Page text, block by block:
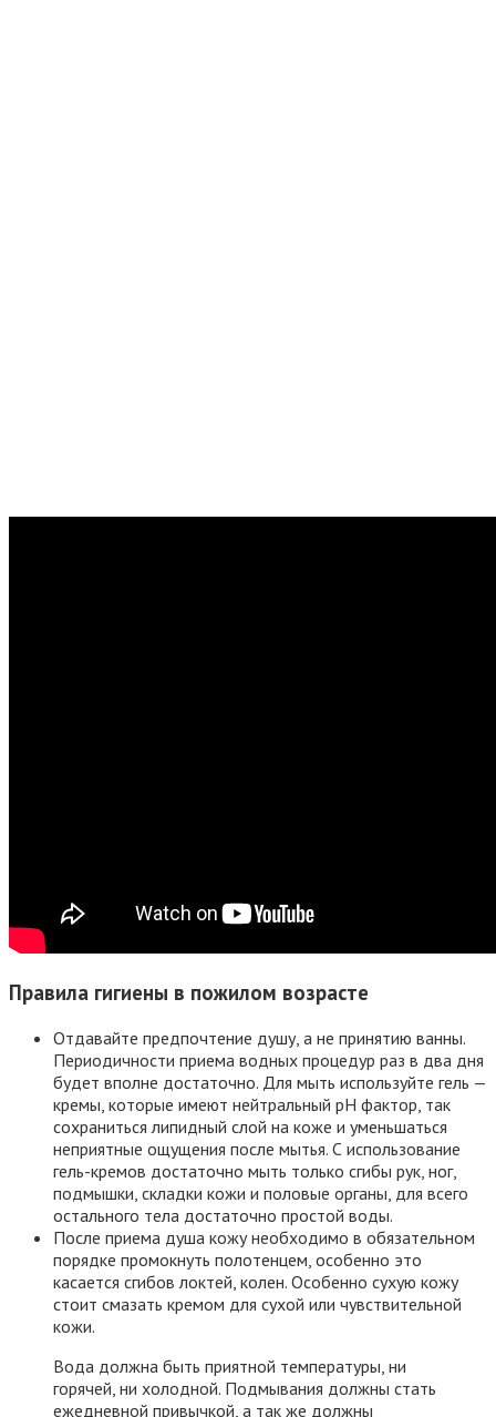
Правила гигиены в пожилом возрасте
Отдавайте предпочтение душу, а не принятию ванны.
Периодичности приема водных процедур раз в два дня
будет вполне достаточно. Для мыть используйте гель —
кремы, которые имеют нейтральный рН фактор, так
сохраниться липидный слой на коже и уменьшаться
неприятные ощущения после мытья. С использование
гель-кремов достаточно мыть только сгибы рук, ног,
подмышки, складки кожи и половые органы, для всего
остального тела достаточно простой воды.
После приема душа кожу необходимо в обязательном
порядке промокнуть полотенцем, особенно это
касается сгибов локтей, колен. Особенно сухую кожу
стоит смазать кремом для сухой или чувствительной
кожи.
Вода должна быть приятной температуры, ни
горячей, ни холодной. Подмывания должны стать
ежедневной привычкой, а так же должны